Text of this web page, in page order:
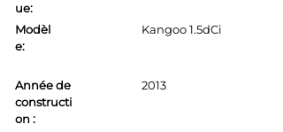
ue:
Modèl
e:
Kangoo 1.5dCi
Année de
constructi
on :
2013